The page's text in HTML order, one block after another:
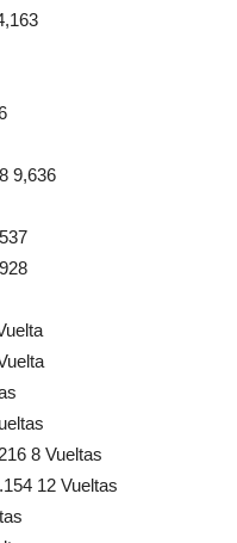
9,636
8 Vueltas
12 Vueltas